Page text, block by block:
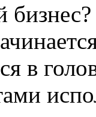
в